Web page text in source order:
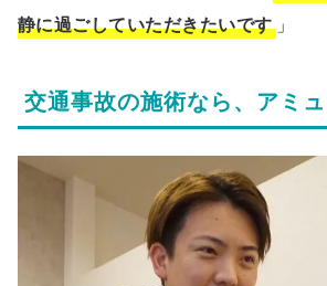
静に過ごしていただきたいです」
交通事故の施術なら、アミ